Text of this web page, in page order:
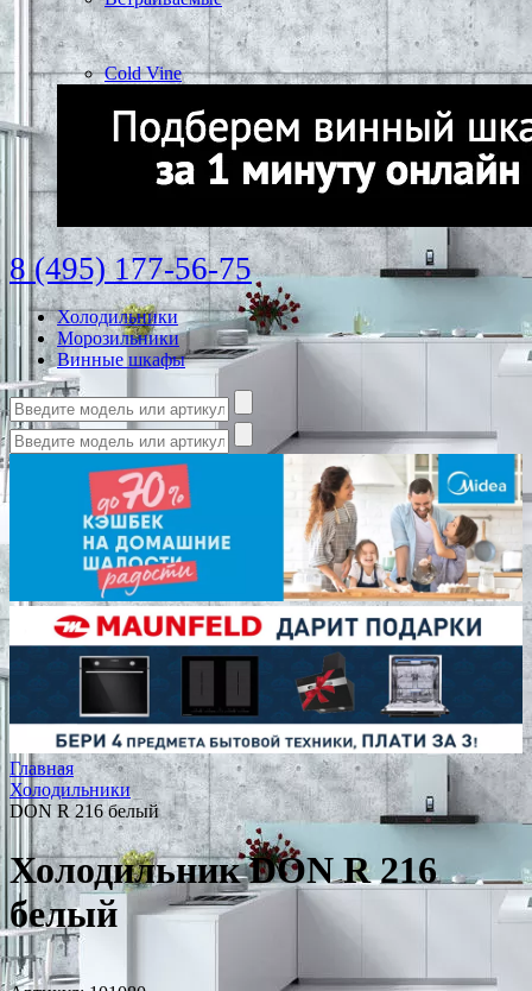
Cold Vine
8 (495) 177-56-75
Холодильники
Морозильники
Винные шкафы
Главная
Холодильники
DON R 216 белый
Холодильник DON R 216
белый